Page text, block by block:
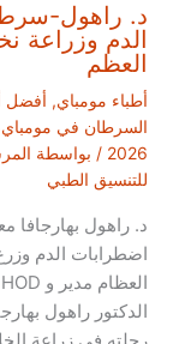
د. راهول-
الدم وزراعة
العظم
أطباء مومباي, أفضل
السرطان في مومباي،
2026 / بواسطة
للتنسيق الطبي
د. راهول بهارجافا
اضطرابات الدم
الدكتور راهول